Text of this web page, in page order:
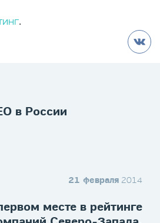
.
в России
21 февраля 2014
месте в рейтинге